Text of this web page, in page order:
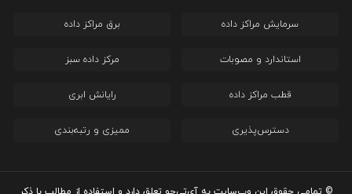
سرمایش مراکز داده برق مراکز داده
استاندارد و مصوبات مرکز داده سبز
قطب مراکز داده رایانش ابری
دسترس‌پذیری ممیزی و رتبه‌بندی